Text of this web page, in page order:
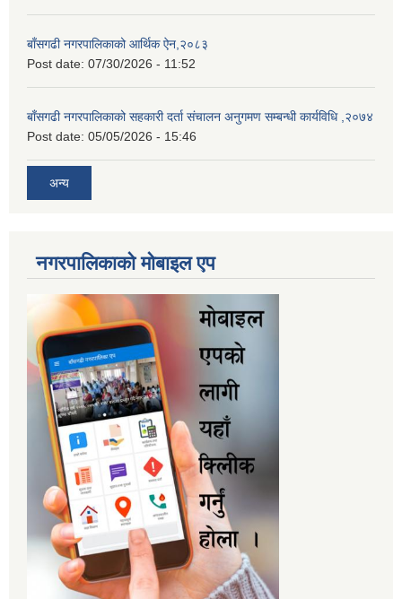
बाँसगढी नगरपालिकाको आर्थिक ऐन,२०८३
Post date: 07/30/2026 - 11:52
बाँसगढी नगरपालिकाको सहकारी दर्ता संचालन अनुगमण सम्बन्धी कार्यविधि ,२०७४
Post date: 05/05/2026 - 15:46
अन्य
नगरपालिकाकाे माेबाइल एप